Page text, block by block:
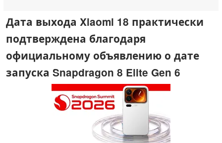
Дата выхода Xiaomi 18 практически
подтверждена благодаря
официальному объявлению о дате
запуска Snapdragon 8 Elite Gen 6